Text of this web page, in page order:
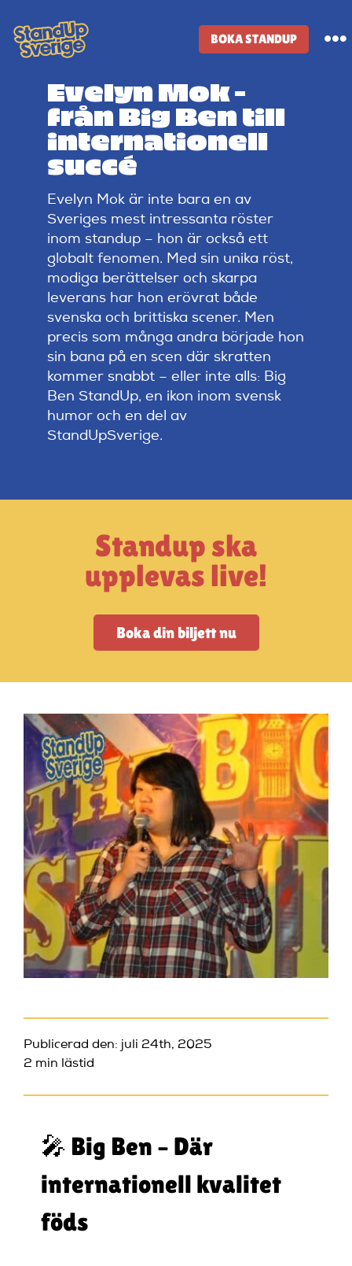
to
content
BOKA STANDUP
Standup-butik
Komiker
Lineup
Tidigare lineup
Klubbar
Artiklar
StandUpSverige PODDEN
Vanliga frågor
Mitt konto
Evelyn Mok –
från Big Ben till
internationell
succé
Evelyn Mok är inte bara en av
Sveriges mest intressanta röster
inom standup – hon är också ett
globalt fenomen. Med sin unika röst,
modiga berättelser och skarpa
leverans har hon erövrat både
svenska och brittiska scener. Men
precis som många andra började hon
sin bana på en scen där skratten
kommer snabbt – eller inte alls: Big
Ben StandUp, en ikon inom svensk
humor och en del av
StandUpSverige.
Standup ska
upplevas live!
Boka din biljett nu
Publicerad den: juli 24th, 2025
2 min lästid
🎤 Big Ben – Där
internationell kvalitet
föds